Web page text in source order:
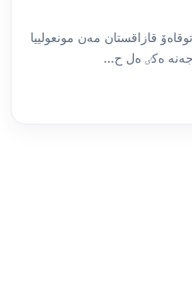
قازاقستان مەن مونعولييا
جەنە ەكٸ ەل ح...